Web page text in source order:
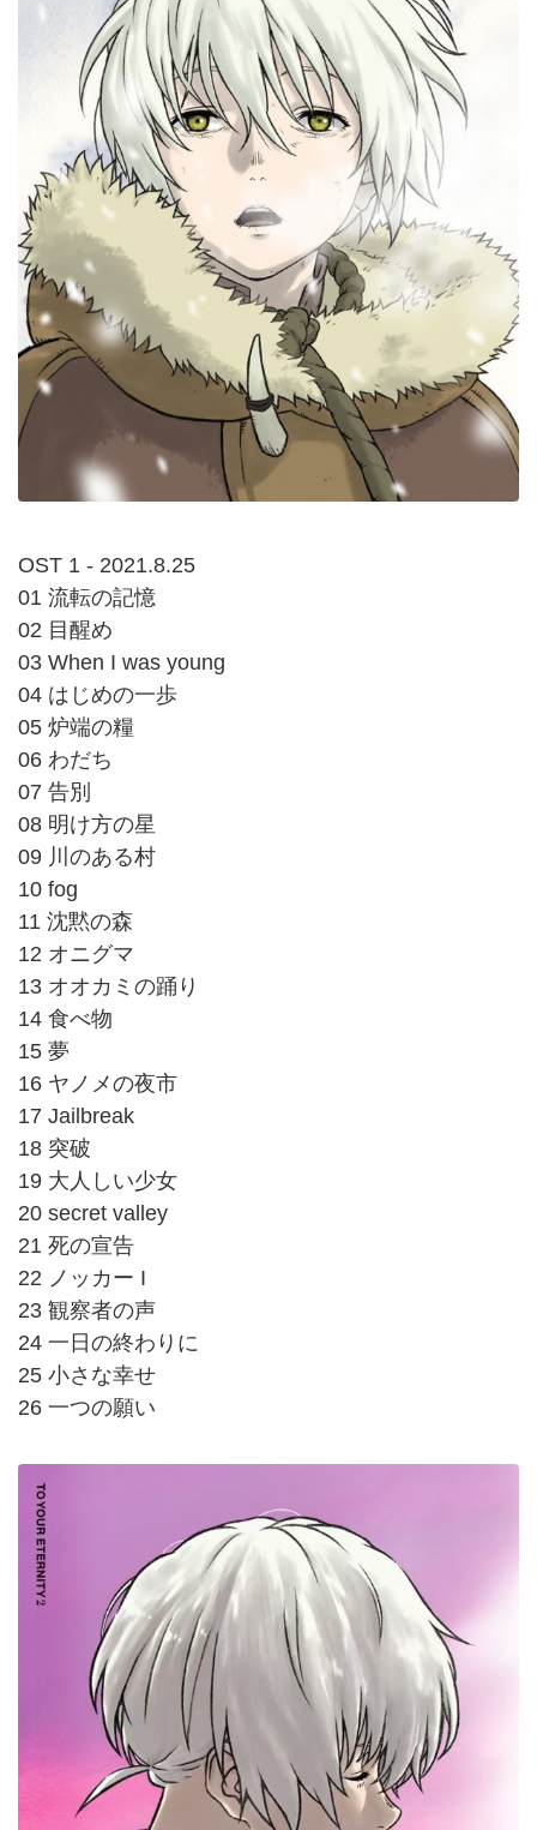
OST 1 - 2021.8.25
01 流転の記憶
02 目醒め
03 When I was young
04 はじめの一歩
05 炉端の糧
06 わだち
07 告別
08 明け方の星
09 川のある村
10 fog
11 沈黙の森
12 オニグマ
13 オオカミの踊り
14 食べ物
15 夢
16 ヤノメの夜市
17 Jailbreak
18 突破
19 大人しい少女
20 secret valley
21 死の宣告
22 ノッカー I
23 観察者の声
24 一日の終わりに
25 小さな幸せ
26 一つの願い